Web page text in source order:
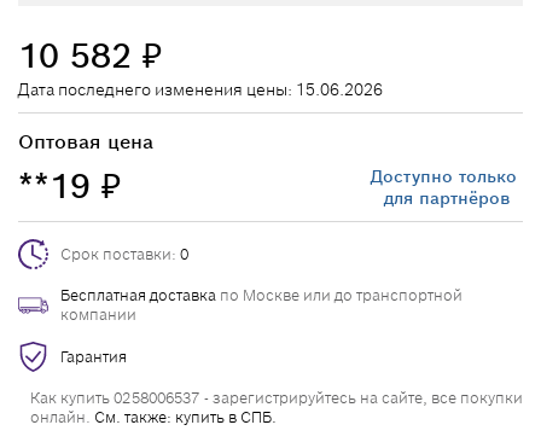
10 582 ₽
Дата последнего изменения цены: 15.06.2026
Оптовая цена
**19 ₽
Доступно только
для партнёров
Срок поставки: 0
Бесплатная доставка по Москве или до транспортной
компании
Гарантия
Как купить 0258006537 - зарегистрируйтесь на сайте, все покупки
онлайн. См. также: купить в СПБ.